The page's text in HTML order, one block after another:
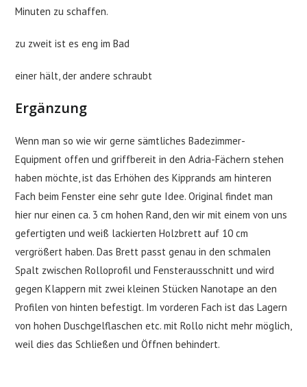
Minuten zu schaffen.
zu zweit ist es eng im Bad
einer hält, der andere schraubt
Ergänzung
Wenn man so wie wir gerne sämtliches Badezimmer-
Equipment offen und griffbereit in den Adria-Fächern stehen
haben möchte, ist das Erhöhen des Kipprands am hinteren
Fach beim Fenster eine sehr gute Idee. Original findet man
hier nur einen ca. 3 cm hohen Rand, den wir mit einem von uns
gefertigten und weiß lackierten Holzbrett auf 10 cm
vergrößert haben. Das Brett passt genau in den schmalen
Spalt zwischen Rolloprofil und Fensterausschnitt und wird
gegen Klappern mit zwei kleinen Stücken Nanotape an den
Profilen von hinten befestigt. Im vorderen Fach ist das Lagern
von hohen Duschgelflaschen etc. mit Rollo nicht mehr möglich,
weil dies das Schließen und Öffnen behindert.